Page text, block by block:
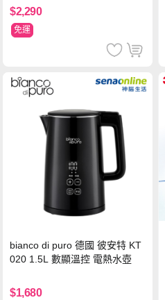
W
$2,290
免運
bianco di puro 德國 彼安特 KT
020 1.5L 數顯溫控 電熱水壺
$1,680